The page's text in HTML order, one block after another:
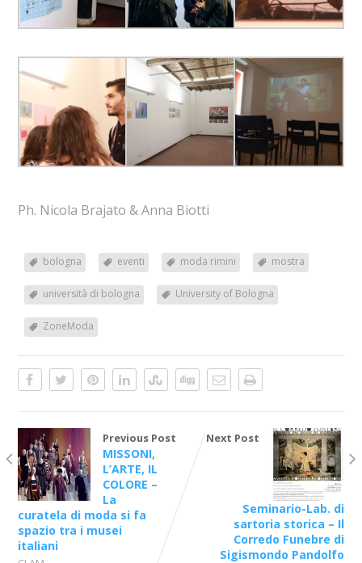
Ph. Nicola Brajato & Anna Biotti
bologna eventi moda rimini mostra
università di bologna University of Bologna
ZoneModa
Previous Post
MISSONI,
L’ARTE, IL
COLORE –
La
curatela di moda si fa
spazio tra i musei
italiani
Next Post
Seminario-Lab. di
sartoria storica – Il
Corredo Funebre di
Sigismondo Pandolfo